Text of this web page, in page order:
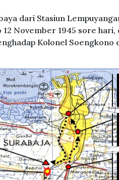
dari Stasiun
November 1945 sore hari,
Kolonel Soengkono